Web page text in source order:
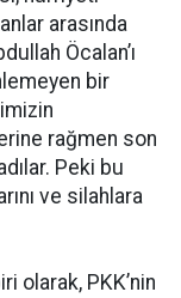
arasında
Öcalan’ı
bir
rağmen son
Peki bu
ve silahlara
olarak, PKK’nin